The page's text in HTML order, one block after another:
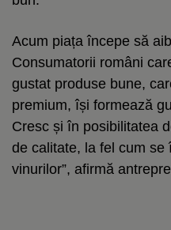
Acum piața începe să
Consumatorii români
gustat produse bune,
premium, își formează
Cresc și în posibilitatea
de calitate, la fel cum se
vinurilor”, afirmă